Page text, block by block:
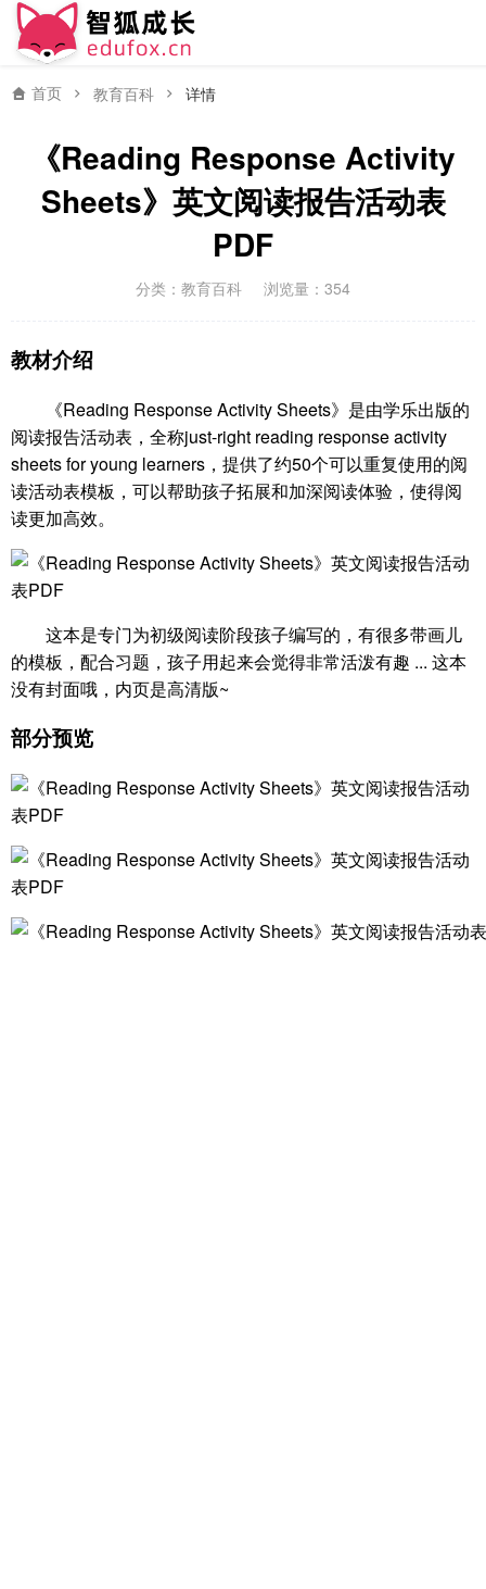
首页 教育百科 详情
《Reading Response Activity
Sheets》英文阅读报告活动表
PDF
分类： 教育百科 浏览量：354
教材介绍
《Reading Response Activity Sheets》是由学乐出版的
阅读报告活动表，全称just-right reading response activity
sheets for young learners，提供了约50个可以重复使用的阅
读活动表模板，可以帮助孩子拓展和加深阅读体验，使得阅
读更加高效。
这本是专门为初级阅读阶段孩子编写的，有很多带画儿
的模板，配合习题，孩子用起来会觉得非常活泼有趣 ... 这本
没有封面哦，内页是高清版~
部分预览